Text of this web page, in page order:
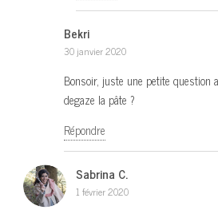
Bekri
30 janvier 2020
Bonsoir, juste une petite question
degaze la pâte ?
Répondre
Sabrina C.
1 février 2020